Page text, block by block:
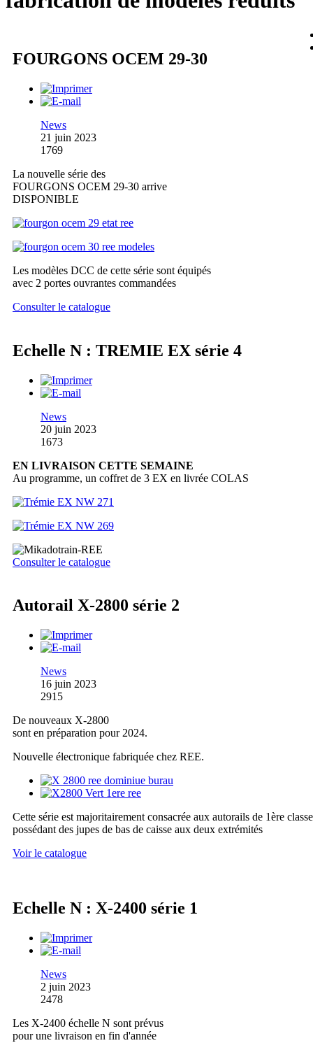
FOURGONS OCEM 29-30
News
21 juin 2023
1769
La nouvelle série des
FOURGONS OCEM 29-30 arrive
DISPONIBLE
Les modèles DCC de cette série sont équipés
avec 2 portes ouvrantes commandées
Consulter le catalogue
Echelle N : TREMIE EX série 4
News
20 juin 2023
1673
EN LIVRAISON CETTE SEMAINE
Au programme, un coffret de 3 EX en livrée COLAS
Consulter le catalogue
Autorail X-2800 série 2
News
16 juin 2023
2915
De nouveaux X-2800
sont en préparation pour 2024.
Nouvelle électronique fabriquée chez REE.
Cette série est majoritairement consacrée aux autorails de 1ère classe
possédant des jupes de bas de caisse aux deux extrémités
Voir le catalogue
Echelle N : X-2400 série 1
News
2 juin 2023
2478
Les X-2400 échelle N sont prévus
pour une livraison en fin d'année